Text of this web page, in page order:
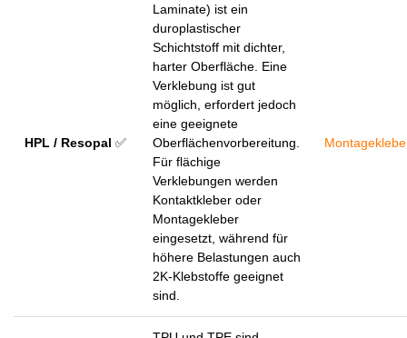
HPL / Resopal ✅
Laminate) ist ein
duroplastischer
Schichtstoff mit dichter,
harter Oberfläche. Eine
Verklebung ist gut
möglich, erfordert jedoch
eine geeignete
Oberflächenvorbereitung.
Für flächige
Verklebungen werden
Kontaktkleber oder
Montagekleber
eingesetzt, während für
höhere Belastungen auch
2K-Klebstoffe geeignet
sind.